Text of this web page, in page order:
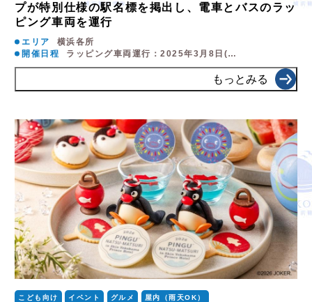
プが特別仕様の駅名標を掲出し、電車とバスのラッ
ピング車両を運行
エリア
横浜各所
開催日程
ラッピング車両運行：2025年3月8日(…
もっとみる
こども向け イベント グルメ 屋内（雨天OK）